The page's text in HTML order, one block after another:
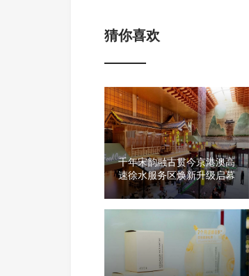
猜你喜欢
千年宋韵融古贯今京港澳高
速徐水服务区焕新升级启幕